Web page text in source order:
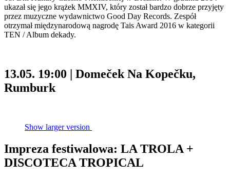
ukazał się jego krążek MMXIV, który został bardzo dobrze przyjęty
przez muzyczne wydawnictwo Good Day Records. Zespół
otrzymał międzynarodową nagrodę Tais Award 2016 w kategorii
TEN / Album dekady.
13.05. 19:00 | Domeček Na Kopečku,
Rumburk
Show larger version
Impreza festiwalowa: LA TROLA +
DISCOTECA TROPICAL